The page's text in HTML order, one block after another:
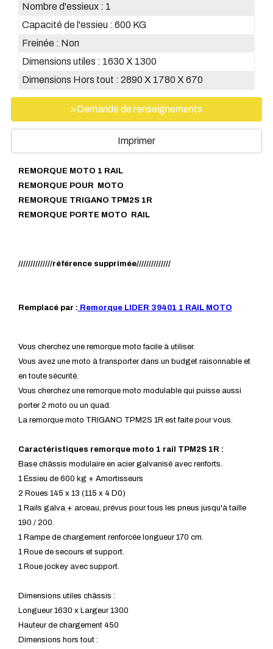
Nombre d'essieux : 1
Capacité de l'essieu : 600 KG
Freinée : Non
Dimensions utiles : 1630 X 1300
Dimensions Hors tout : 2890 X 1780 X 670
>Demande de renseignements
Imprimer
REMORQUE MOTO 1 RAIL
REMORQUE POUR MOTO
REMORQUE TRIGANO TPM2S 1R
REMORQUE PORTE MOTO RAIL
//////////////référence supprimée//////////////
Remplacé par : Remorque LIDER 39401 1 RAIL MOTO
Vous cherchez une remorque moto facile à utiliser.
Vous avez une moto à transporter dans un budget raisonnable et
en toute sécurité.
Vous cherchez une remorque moto modulable qui puisse aussi
porter 2 moto ou un quad.
La remorque moto TRIGANO TPM2S 1R est faite pour vous.
Caractéristiques remorque moto 1 rail TPM2S 1R :
Base châssis modulaire en acier galvanisé avec renforts.
1 Essieu de 600 kg + Amortisseurs
2 Roues 145 x 13 (115 x 4 D0)
1 Rails galva + arceau, prévus pour tous les pneus jusqu'à taille
190 / 200.
1 Rampe de chargement renforcée longueur 170 cm.
1 Roue de secours et support.
1 Roue jockey avec support.
Dimensions utiles châssis :
Longueur 1630 x Largeur 1300
Hauteur de chargement 450
Dimensions hors tout :